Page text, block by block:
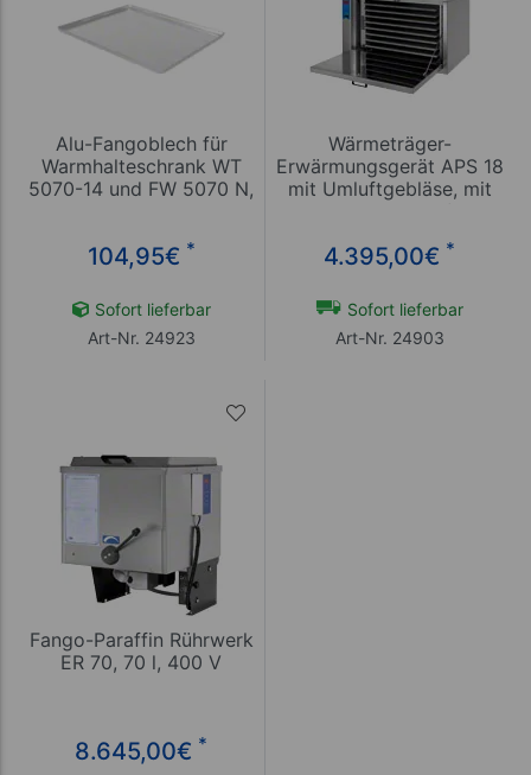
Alu-Fangoblech für
Warmhalteschrank WT
5070-14 und FW 5070 N,
104,95€ *
Sofort lieferbar
Art-Nr. 24923
Wärmeträger-
Erwärmungsgerät APS 18
mit Umluftgebläse, mit
4.395,00€ *
Sofort lieferbar
Art-Nr. 24903
Fango-Paraffin Rührwerk
ER 70, 70 l, 400 V
8.645,00€ *